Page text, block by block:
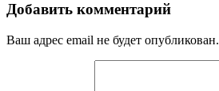
Добавить комментарий
Ваш адрес email не будет опубликован.